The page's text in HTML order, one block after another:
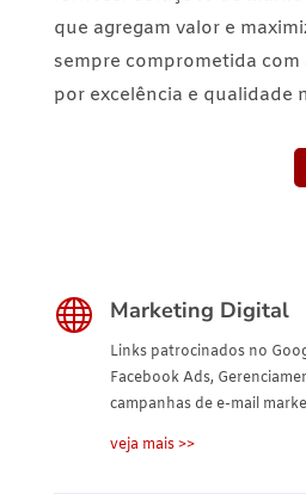
que agregam valor e
sempre comprometida
por excelência e qualidade
 Marketing Digital
Links patrocinados no
Facebook Ads,
campanhas de e-mail
veja mais >>